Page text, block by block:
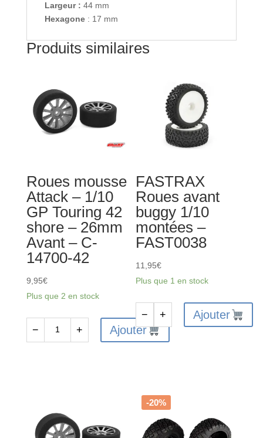
Largeur : 44 mm
Hexagone: 17 mm
Produits similaires
Roues mousse
Attack – 1/10
GP Touring 42
shore – 26mm
Avant – C-
14700-42
9,95€
Plus que 2 en stock
1/10
− + Ajouter
FASTRAX
Roues avant
buggy 1/10
montées –
FAST0038
11,95€
Plus que 1 en stock
de
buggy
1/10
montées
− + Ajouter
-20%